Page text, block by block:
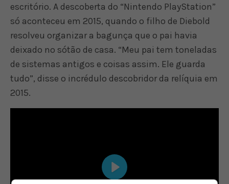
escritório. A descoberta do “Nintendo PlayStation”
só aconteceu em 2015, quando o filho de Diebold
resolveu organizar a bagunça que o pai havia
deixado no sótão de casa. “Meu pai tem toneladas
de sistemas antigos e coisas assim. Ele guarda
tudo”, disse o incrédulo descobridor da relíquia em
2015.
Play